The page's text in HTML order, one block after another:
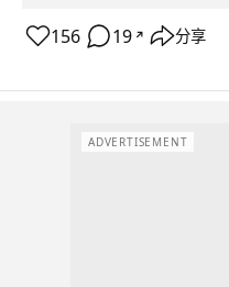
156 19 ↗ 分享
ADVERTISEMENT